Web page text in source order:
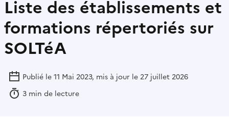
Liste des établissements et
formations répertoriés sur
SOLTéA
Publié le 11 Mai 2023, mis à jour le 27 juillet 2026
3 min de lecture